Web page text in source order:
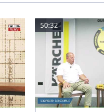
50:32